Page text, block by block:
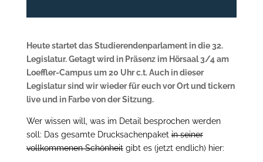
Heute startet das Studierendenparlament in die 32.
Legislatur. Getagt wird in Präsenz im Hörsaal 3/4 am
Loeffler-Campus um 20 Uhr c.t. Auch in dieser
Legislatur sind wir wieder für euch vor Ort und tickern
live und in Farbe von der Sitzung.
Wer wissen will, was im Detail besprochen werden
soll: Das gesamte Drucksachenpaketin seiner
vollkommenen Schönheitgibt es (jetzt endlich) hier: